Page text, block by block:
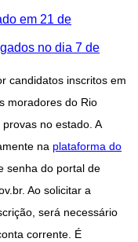
em 21 de
no dia 7 de
candidatos inscritos em
moradores do Rio
no estado. A
na plataforma do
senha do portal de
Ao solicitar a
será necessário
corrente. É